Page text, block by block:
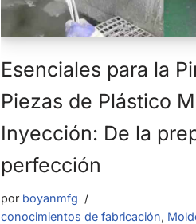
Esenciales para la
Piezas de Plástico
Inyección: De la
perfección
por boyanmfg
conocimientos de fabricación,